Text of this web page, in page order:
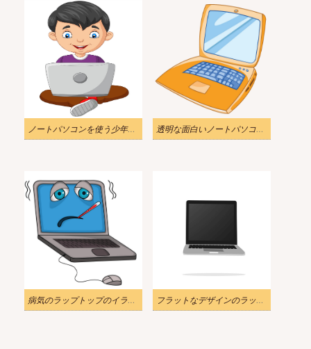
ノートパソコンを使う少年のイラスト 透明な面白いノートパソコンのイラスト
病気のラップトップのイラスト フラットなデザインのラップトップの図